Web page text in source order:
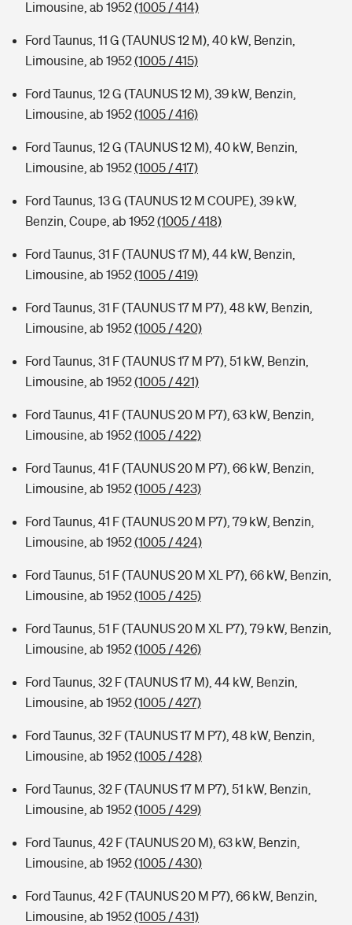
Limousine, ab 1952(1005 / 414)
Ford Taunus, 11 G (TAUNUS 12 M), 40 kW, Benzin,
Limousine, ab 1952(1005 / 415)
Ford Taunus, 12 G (TAUNUS 12 M), 39 kW, Benzin,
Limousine, ab 1952(1005 / 416)
Ford Taunus, 12 G (TAUNUS 12 M), 40 kW, Benzin,
Limousine, ab 1952(1005 / 417)
Ford Taunus, 13 G (TAUNUS 12 M COUPE), 39 kW,
Benzin, Coupe, ab 1952(1005 / 418)
Ford Taunus, 31 F (TAUNUS 17 M), 44 kW, Benzin,
Limousine, ab 1952(1005 / 419)
Ford Taunus, 31 F (TAUNUS 17 M P7), 48 kW, Benzin,
Limousine, ab 1952(1005 / 420)
Ford Taunus, 31 F (TAUNUS 17 M P7), 51 kW, Benzin,
Limousine, ab 1952(1005 / 421)
Ford Taunus, 41 F (TAUNUS 20 M P7), 63 kW, Benzin,
Limousine, ab 1952(1005 / 422)
Ford Taunus, 41 F (TAUNUS 20 M P7), 66 kW, Benzin,
Limousine, ab 1952(1005 / 423)
Ford Taunus, 41 F (TAUNUS 20 M P7), 79 kW, Benzin,
Limousine, ab 1952(1005 / 424)
Ford Taunus, 51 F (TAUNUS 20 M XL P7), 66 kW, Benzin,
Limousine, ab 1952(1005 / 425)
Ford Taunus, 51 F (TAUNUS 20 M XL P7), 79 kW, Benzin,
Limousine, ab 1952(1005 / 426)
Ford Taunus, 32 F (TAUNUS 17 M), 44 kW, Benzin,
Limousine, ab 1952(1005 / 427)
Ford Taunus, 32 F (TAUNUS 17 M P7), 48 kW, Benzin,
Limousine, ab 1952(1005 / 428)
Ford Taunus, 32 F (TAUNUS 17 M P7), 51 kW, Benzin,
Limousine, ab 1952(1005 / 429)
Ford Taunus, 42 F (TAUNUS 20 M), 63 kW, Benzin,
Limousine, ab 1952(1005 / 430)
Ford Taunus, 42 F (TAUNUS 20 M P7), 66 kW, Benzin,
Limousine, ab 1952(1005 / 431)